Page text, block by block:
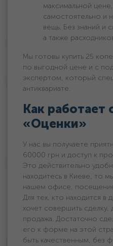
максимальной
самостоятельно и
вещь. Без знаний и
а также
Мы готовы купить 25
по выгодной цене и с
экспертом, который
антиквариате.
Как работает
«Оценки»
У нас вы получаете
60000 грн и доступ к
Это действительно
находитесь в Киеве, то
нашем офисе,
Для тех, кто находится в
хочет совершить сделку,
продажа. Достаточно
его к форме на этой
быть качественным, без